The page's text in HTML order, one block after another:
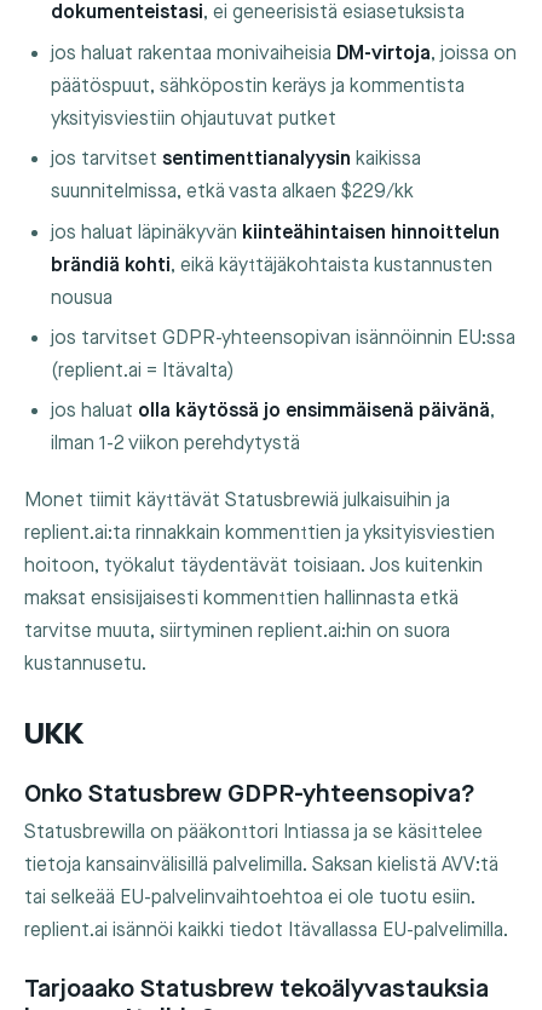
dokumenteistasi, ei geneerisistä esiasetuksista
jos haluat rakentaa monivaiheisia DM-virtoja, joissa on
päätöspuut, sähköpostin keräys ja kommentista
yksityisviestiin ohjautuvat putket
jos tarvitsetsentimenttianalyysin kaikissa
suunnitelmissa, etkä vasta alkaen $229/kk
jos haluat läpinäkyvän kiinteähintaisen hinnoittelun
brändiä kohti, eikä käyttäjäkohtaista kustannusten
nousua
jos tarvitset GDPR-yhteensopivan isännöinnin EU:ssa
(replient.ai = Itävalta)
jos haluat olla käytössä jo ensimmäisenä päivänä,
ilman 1-2 viikon perehdytystä
Monet tiimit käyttävät Statusbrewiä julkaisuihin ja
replient.ai:ta rinnakkain kommenttien ja yksityisviestien
hoitoon, työkalut täydentävät toisiaan. Jos kuitenkin
maksat ensisijaisesti kommenttien hallinnasta etkä
tarvitse muuta, siirtyminen replient.ai:hin on suora
kustannusetu.
UKK
Onko Statusbrew GDPR-yhteensopiva?
Statusbrewilla on pääkonttori Intiassa ja se käsittelee
tietoja kansainvälisillä palvelimilla. Saksan kielistä AVV:tä
tai selkeää EU-palvelinvaihtoehtoa ei ole tuotu esiin.
replient.ai isännöi kaikki tiedot Itävallassa EU-palvelimilla.
Tarjoaako Statusbrew tekoälyvastauksia